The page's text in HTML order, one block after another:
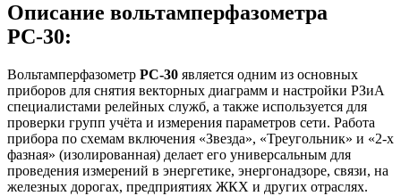
Описание вольтамперфазометра
РС-30:
Вольтамперфазометр РС-30 является одним из основных
приборов для снятия векторных диаграмм и настройки РЗиА
специалистами релейных служб, а также используется для
проверки групп учёта и измерения параметров сети. Работа
прибора по схемам включения «Звезда», «Треугольник» и «2-х
фазная» (изолированная) делает его универсальным для
проведения измерений в энергетике, энергонадзоре, связи, на
железных дорогах, предприятиях ЖКХ и других отраслях.